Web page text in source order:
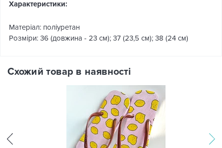
Характеристики:
Матеріал: поліуретан
Розміри: 36 (довжина - 23 см); 37 (23,5 см); 38 (24 см)
Схожий товар в наявності